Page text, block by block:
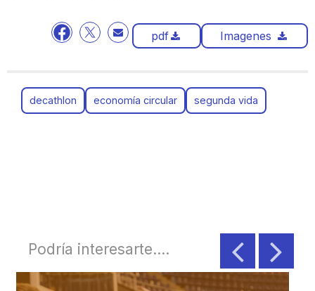
pdf Imagenes
decathlon economía circular segunda vida
Podría interesarte....